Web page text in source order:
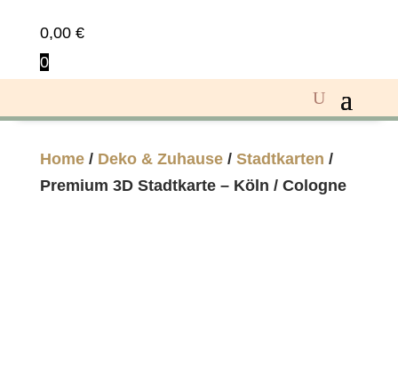
0,00 €
0
Home/ Deko & Zuhause/ Stadtkarten /
Premium 3D Stadtkarte – Köln / Cologne